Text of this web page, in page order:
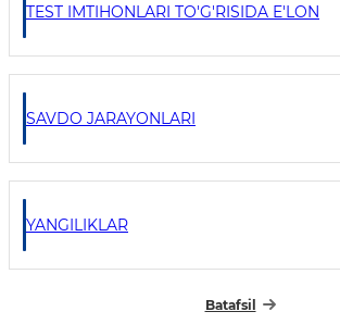
TEST IMTIHONLARI TO'G'RISIDA E'LON
SAVDO JARAYONLARI
YANGILIKLAR
Batafsil